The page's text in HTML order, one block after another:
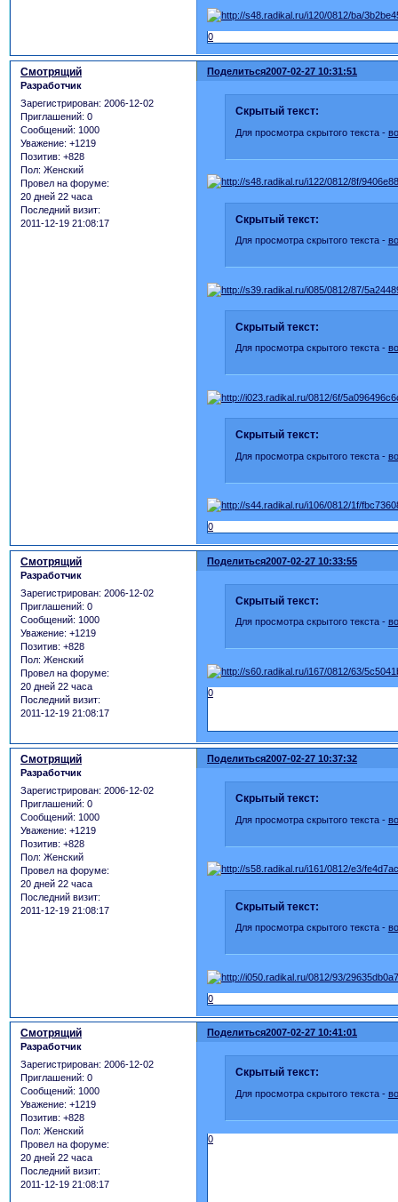
0
Поделиться2007-02-27 10:31:51
Смотрящий
Разработчик
Зарегистрирован: 2006-12-02
Приглашений: 0
Сообщений: 1000
Уважение: +1219
Позитив: +828
Пол: Женский
Провел на форуме:
20 дней 22 часа
Последний визит:
2011-12-19 21:08:17
Скрытый текст:
Для просмотра скрытого текста -
Скрытый текст:
Для просмотра скрытого текста -
Скрытый текст:
Для просмотра скрытого текста -
Скрытый текст:
Для просмотра скрытого текста -
0
Поделиться2007-02-27 10:33:55
Смотрящий
Разработчик
Зарегистрирован: 2006-12-02
Приглашений: 0
Сообщений: 1000
Уважение: +1219
Позитив: +828
Пол: Женский
Провел на форуме:
20 дней 22 часа
Последний визит:
2011-12-19 21:08:17
Скрытый текст:
Для просмотра скрытого текста -
0
Поделиться2007-02-27 10:37:32
Смотрящий
Разработчик
Зарегистрирован: 2006-12-02
Приглашений: 0
Сообщений: 1000
Уважение: +1219
Позитив: +828
Пол: Женский
Провел на форуме:
20 дней 22 часа
Последний визит:
2011-12-19 21:08:17
Скрытый текст:
Для просмотра скрытого текста -
Скрытый текст:
Для просмотра скрытого текста -
0
Поделиться2007-02-27 10:41:01
Смотрящий
Разработчик
Зарегистрирован: 2006-12-02
Приглашений: 0
Сообщений: 1000
Уважение: +1219
Позитив: +828
Пол: Женский
Провел на форуме:
20 дней 22 часа
Последний визит:
2011-12-19 21:08:17
Скрытый текст:
Для просмотра скрытого текста -
0